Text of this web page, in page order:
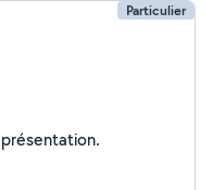
Particulier
Je n'ai pas encore renseigné ma présentation.